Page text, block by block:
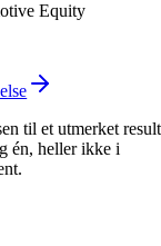
Equity
til et utmerket
én, heller ikke i